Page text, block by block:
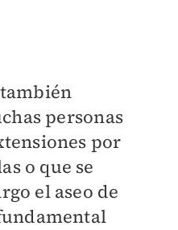
también
personas
por
o que se
el aseo de